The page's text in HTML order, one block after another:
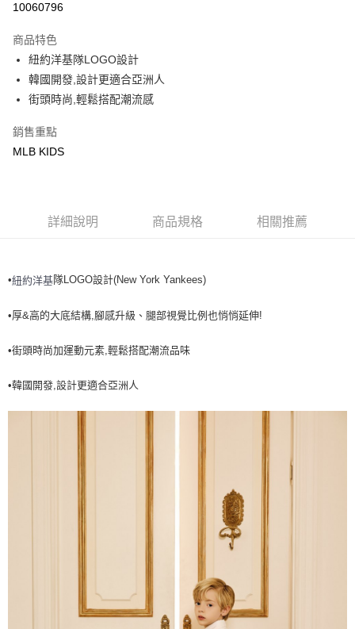
悠遊付
運送方式
每筆NT$60，滿NT$499(含以上)免運費
7-11取貨付款<未取貨列黑名單/不支援離島取退>
每筆NT$60，滿NT$499(含以上)免運費
宅配滿699免運
10060796
商品特色
紐約洋基隊LOGO設計
韓國開發,設計更適合亞洲人
街頭時尚,輕鬆搭配潮流感
銷售重點
MLB KIDS
詳細說明 商品規格 相關推薦
•紐約洋基隊LOGO設計(New York Yankees)
•厚&高的大底結構,腳感升級、腿部視覺比例也悄悄延伸!
•街頭時尚加運動元素,輕鬆搭配潮流品味
•韓國開發,設計更適合亞洲人